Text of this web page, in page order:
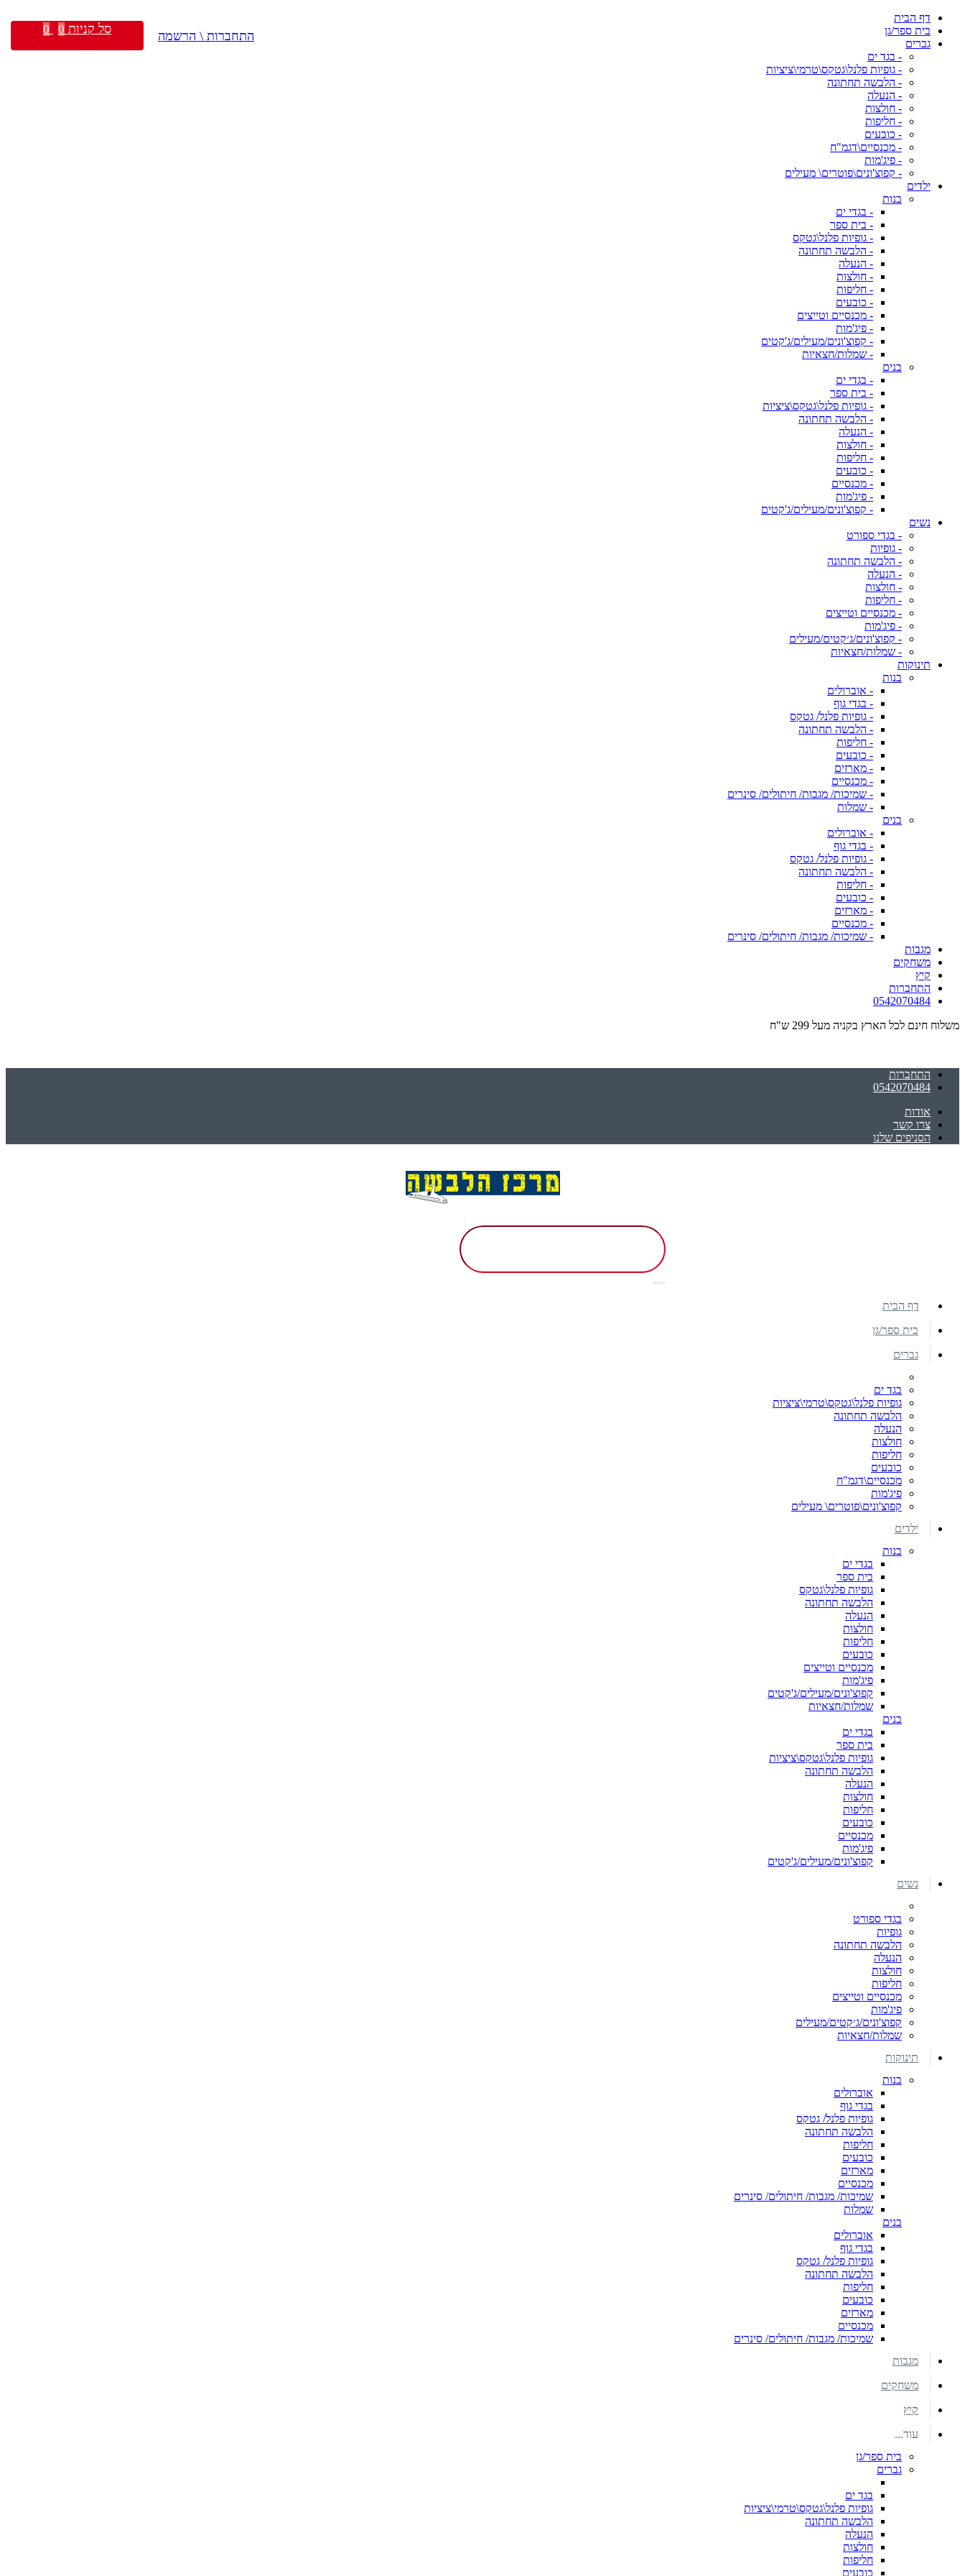
דף הבית
בית ספר/גן
גברים
- בגד ים
- גופיות פלנל\גטקס\טרמי\ציציות
- הלבשה תחתונה
- הנעלה
- חולצות
- חליפות
- כובעים
- מכנסיים\דגמ"ח
- פיג'מות
- קפוצ'ונים\פוטרים\ מעילים
ילדים
בנות
- בגדי ים
- בית ספר
- גופיות פלנל\גטקס
- הלבשה תחתונה
- הנעלה
- חולצות
- חליפות
- כובעים
- מכנסיים וטייצים
- פיג'מות
- קפוצ'ונים/מעילים/ג'קטים
- שמלות/חצאיות
בנים
- בגדי ים
- בית ספר
- גופיות פלנל\גטקס\ציציות
- הלבשה תחתונה
- הנעלה
- חולצות
- חליפות
- כובעים
- מכנסיים
- פיג'מות
- קפוצ'ונים/מעילים/ג'קטים
נשים
- בגדי ספורט
- גופיות
- הלבשה תחתונה
- הנעלה
- חולצות
- חליפות
- מכנסיים וטייצים
- פיג'מות
- קפוצ'ונים/ג׳קטים/מעילים
- שמלות/חצאיות
תינוקות
בנות
- אוברולים
- בגדי גוף
- גופיות פלנל/ גטקס
- הלבשה תחתונה
- חליפות
- כובעים
- מארזים
- מכנסיים
- שמיכות/ מגבות/ חיתולים/ סינרים
- שמלות
בנים
- אוברולים
- בגדי גוף
- גופיות פלנל/ גטקס
- הלבשה תחתונה
- חליפות
- כובעים
- מארזים
- מכנסיים
- שמיכות/ מגבות/ חיתולים/ סינרים
מגבות
משחקים
קיץ
התחברות
0542070484
משלוח חינם לכל הארץ בקניה מעל 299 ש"ח
התחברות
0542070484
אודות
צרו קשר
הסניפים שלנו
התחברות \ הרשמה סל קניות 0
0
דף הבית
בית ספר/גן
גברים
בגד ים
גופיות פלנל\גטקס\טרמי\ציציות
הלבשה תחתונה
הנעלה
חולצות
חליפות
כובעים
מכנסיים\דגמ"ח
פיג'מות
קפוצ'ונים\פוטרים\ מעילים
ילדים
בנות
בגדי ים
בית ספר
גופיות פלנל\גטקס
הלבשה תחתונה
הנעלה
חולצות
חליפות
כובעים
מכנסיים וטייצים
פיג'מות
קפוצ'ונים/מעילים/ג'קטים
שמלות/חצאיות
בנים
בגדי ים
בית ספר
גופיות פלנל\גטקס\ציציות
הלבשה תחתונה
הנעלה
חולצות
חליפות
כובעים
מכנסיים
פיג'מות
קפוצ'ונים/מעילים/ג'קטים
נשים
בגדי ספורט
גופיות
הלבשה תחתונה
הנעלה
חולצות
חליפות
מכנסיים וטייצים
פיג'מות
קפוצ'ונים/ג׳קטים/מעילים
שמלות/חצאיות
תינוקות
בנות
אוברולים
בגדי גוף
גופיות פלנל/ גטקס
הלבשה תחתונה
חליפות
כובעים
מארזים
מכנסיים
שמיכות/ מגבות/ חיתולים/ סינרים
שמלות
בנים
אוברולים
בגדי גוף
גופיות פלנל/ גטקס
הלבשה תחתונה
חליפות
כובעים
מארזים
מכנסיים
שמיכות/ מגבות/ חיתולים/ סינרים
מגבות
משחקים
קיץ
עוד...
בית ספר/גן
גברים
בגד ים
גופיות פלנל\גטקס\טרמי\ציציות
הלבשה תחתונה
הנעלה
חולצות
חליפות
כובעים